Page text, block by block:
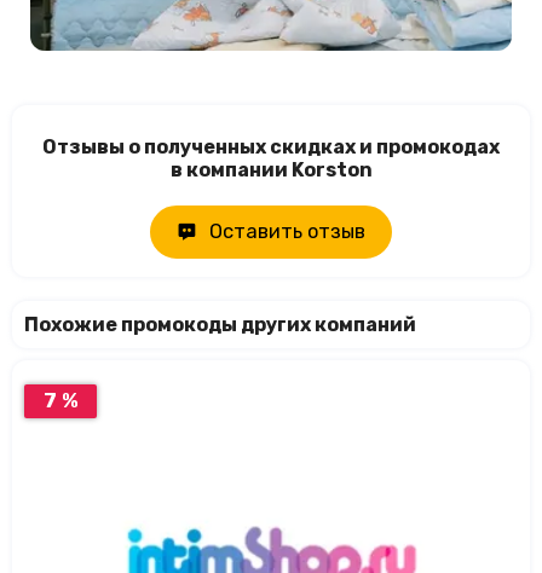
Отзывы о полученных скидках и промокодах
в компании Korston
Оставить отзыв
Похожие промокоды других компаний
7 %